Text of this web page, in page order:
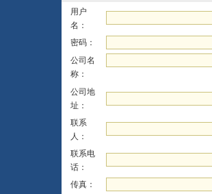
用户
名：
密码：
公司名
称：
公司地
址：
联系
人：
联系电
话：
传真：